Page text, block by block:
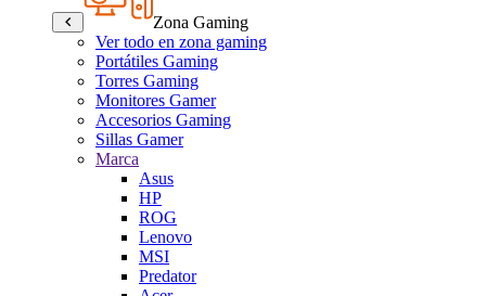
Zona Gaming
Ver todo en zona gaming
Portátiles Gaming
Torres Gaming
Monitores Gamer
Accesorios Gaming
Sillas Gamer
Marca
Asus
HP
ROG
Lenovo
MSI
Predator